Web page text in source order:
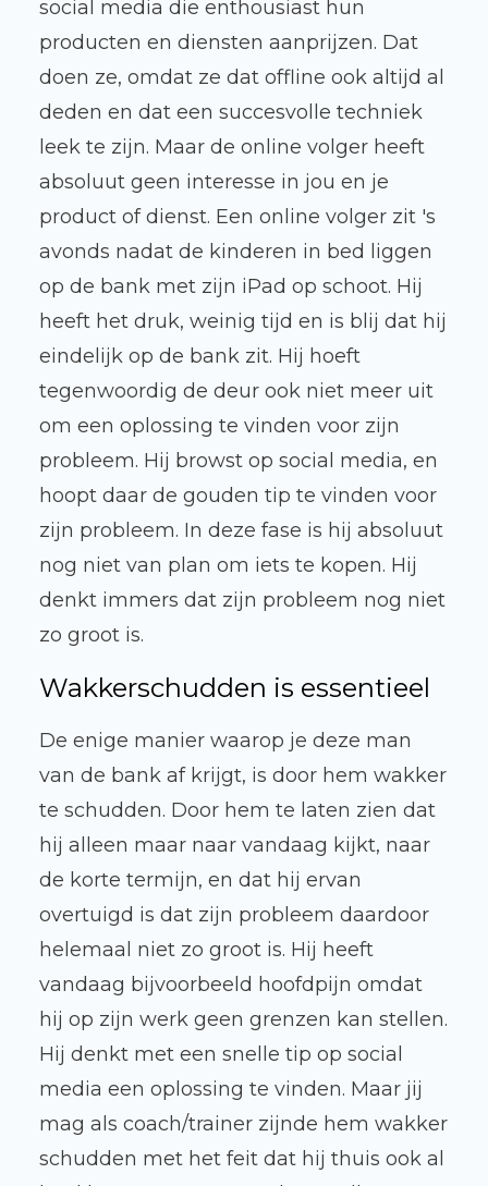
social media die enthousiast hun
producten en diensten aanprijzen. Dat
doen ze, omdat ze dat offline ook altijd al
deden en dat een succesvolle techniek
leek te zijn. Maar de online volger heeft
absoluut geen interesse in jou en je
product of dienst. Een online volger zit 's
avonds nadat de kinderen in bed liggen
op de bank met zijn iPad op schoot. Hij
heeft het druk, weinig tijd en is blij dat hij
eindelijk op de bank zit. Hij hoeft
tegenwoordig de deur ook niet meer uit
om een oplossing te vinden voor zijn
probleem. Hij browst op social media, en
hoopt daar de gouden tip te vinden voor
zijn probleem. In deze fase is hij absoluut
nog niet van plan om iets te kopen. Hij
denkt immers dat zijn probleem nog niet
zo groot is.
Wakkerschudden is essentieel
De enige manier waarop je deze man
van de bank af krijgt, is door hem wakker
te schudden. Door hem te laten zien dat
hij alleen maar naar vandaag kijkt, naar
de korte termijn, en dat hij ervan
overtuigd is dat zijn probleem daardoor
helemaal niet zo groot is. Hij heeft
vandaag bijvoorbeeld hoofdpijn omdat
hij op zijn werk geen grenzen kan stellen.
Hij denkt met een snelle tip op social
media een oplossing te vinden. Maar jij
mag als coach/trainer zijnde hem wakker
schudden met het feit dat hij thuis ook al